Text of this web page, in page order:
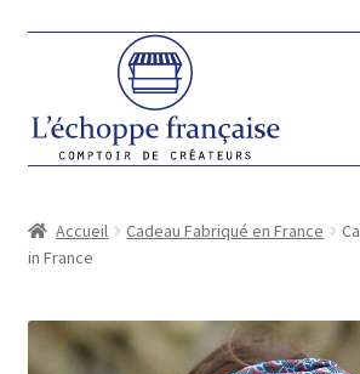
navigation
CADEAUX
HOMME
Accueil Cadeau Fabriqué en France
in France